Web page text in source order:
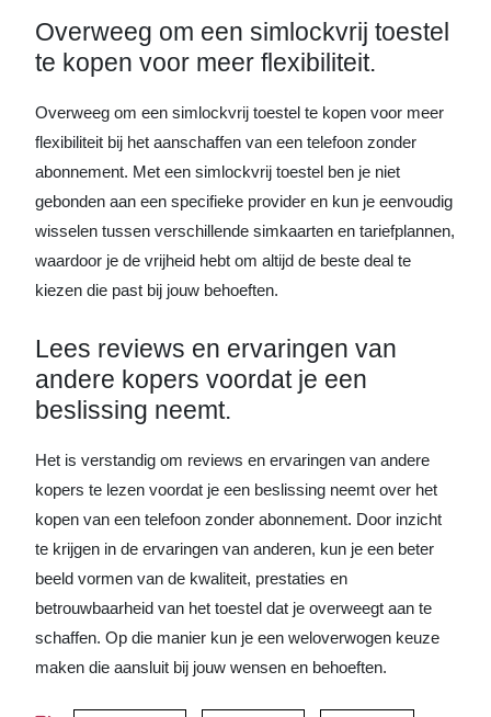
Overweeg om een simlockvrij toestel
te kopen voor meer flexibiliteit.
Overweeg om een simlockvrij toestel te kopen voor meer
flexibiliteit bij het aanschaffen van een telefoon zonder
abonnement. Met een simlockvrij toestel ben je niet
gebonden aan een specifieke provider en kun je eenvoudig
wisselen tussen verschillende simkaarten en tariefplannen,
waardoor je de vrijheid hebt om altijd de beste deal te
kiezen die past bij jouw behoeften.
Lees reviews en ervaringen van
andere kopers voordat je een
beslissing neemt.
Het is verstandig om reviews en ervaringen van andere
kopers te lezen voordat je een beslissing neemt over het
kopen van een telefoon zonder abonnement. Door inzicht
te krijgen in de ervaringen van anderen, kun je een beter
beeld vormen van de kwaliteit, prestaties en
betrouwbaarheid van het toestel dat je overweegt aan te
schaffen. Op die manier kun je een weloverwogen keuze
maken die aansluit bij jouw wensen en behoeften.